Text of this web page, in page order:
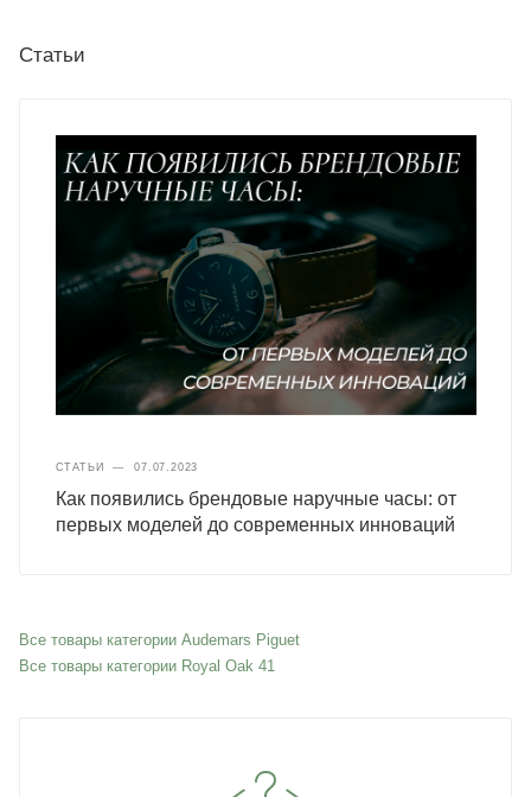
Статьи
СТАТЬИ — 07.07.2023
Как появились брендовые наручные часы: от
первых моделей до современных инноваций
Все товары категории Audemars Piguet
Все товары категории Royal Oak 41